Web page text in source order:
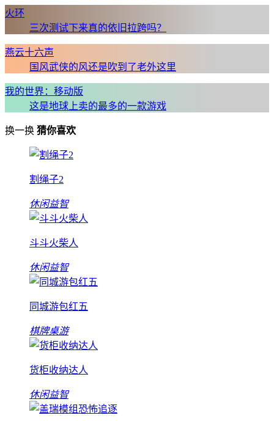
火环
三次测试下来真的依旧拉跨吗？
燕云十六声
国风武侠的风还是吹到了老外这里
我的世界：移动版
这是地球上卖的最多的一款游戏
换一换 猜你喜欢
割绳子2
休闲益智
斗斗火柴人
休闲益智
同城游包红五
棋牌桌游
货柜收纳达人
休闲益智